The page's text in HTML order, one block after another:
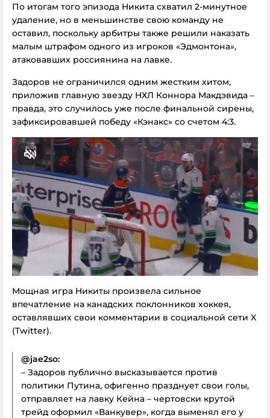
По итогам того эпизода Никита схватил 2-минутное
удаление, но в меньшинстве свою команду не
оставил, поскольку арбитры также решили наказать
малым штрафом одного из игроков «Эдмонтона»,
атаковавших россиянина на лавке.
Задоров не ограничился одним жестким хитом,
приложив главную звезду НХЛ Коннора Макдэвида –
правда, это случилось уже после финальной сирены,
зафиксировавшей победу «Кэнакс» со счетом 4:3.
Мощная игра Никиты произвела сильное
впечатление на канадских поклонников хоккея,
оставлявших свои комментарии в социальной сети X
(Twitter).
@jae2so:
– Задоров публично высказывается против
политики Путина, офигенно празднует свои голы,
отправляет на лавку Кейна – чертовски крутой
трейд оформил «Ванкувер», когда выменял его у